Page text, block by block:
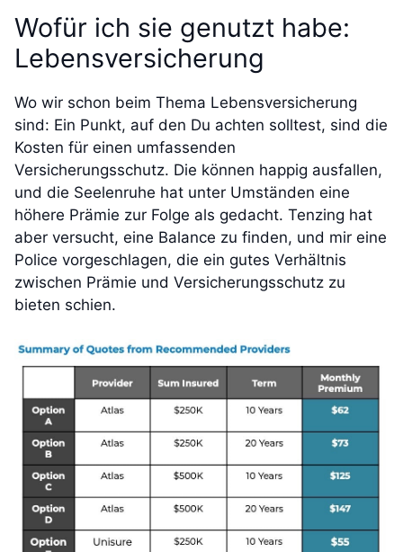
Wofür ich sie genutzt habe:
Lebensversicherung
Wo wir schon beim Thema Lebensversicherung
sind: Ein Punkt, auf den Du achten solltest, sind die
Kosten für einen umfassenden
Versicherungsschutz. Die können happig ausfallen,
und die Seelenruhe hat unter Umständen eine
höhere Prämie zur Folge als gedacht. Tenzing hat
aber versucht, eine Balance zu finden, und mir eine
Police vorgeschlagen, die ein gutes Verhältnis
zwischen Prämie und Versicherungsschutz zu
bieten schien.